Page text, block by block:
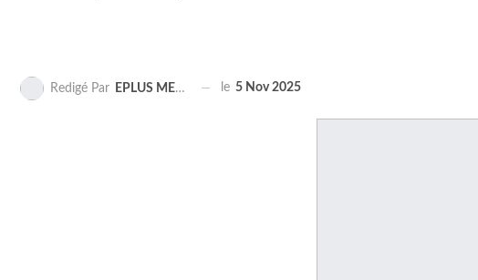
Redigé Par EPLUS MEDIA TV le 5 Nov 2025